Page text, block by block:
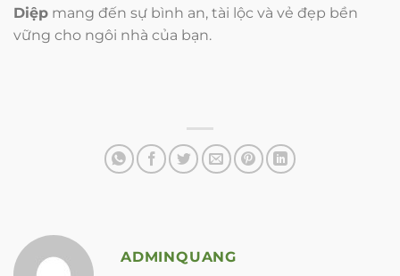
Diệp mang đến sự bình an, tài lộc và vẻ đẹp bền
vững cho ngôi nhà của bạn.
ADMINQUANG